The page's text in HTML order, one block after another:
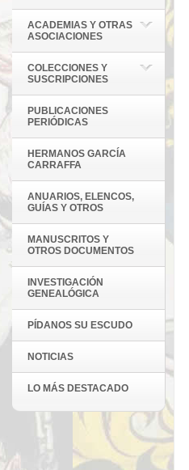
ACADEMIAS Y OTRAS
ASOCIACIONES
COLECCIONES Y
SUSCRIPCIONES
PUBLICACIONES
PERIÓDICAS
HERMANOS GARCÍA
CARRAFFA
ANUARIOS, ELENCOS,
GUÍAS Y OTROS
MANUSCRITOS Y
OTROS DOCUMENTOS
INVESTIGACIÓN
GENEALÓGICA
PÍDANOS SU ESCUDO
NOTICIAS
LO MÁS DESTACADO